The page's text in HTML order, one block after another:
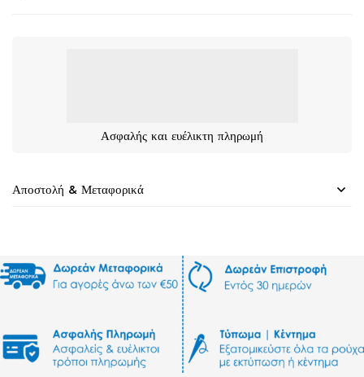
Ασφαλής και ευέλικτη πληρωμή
Αποστολή & Μεταφορικά